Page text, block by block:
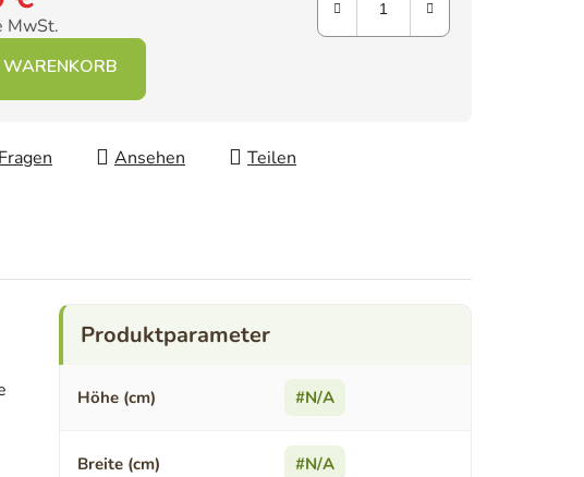
MwSt.
Fragen Ansehen Teilen
Höhe (cm) #N/A
Breite (cm) #N/A